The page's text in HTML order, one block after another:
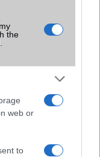
the
web or
to
irányelve
az új modell dupla alap